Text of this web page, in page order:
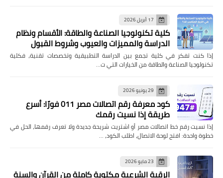
17 أبريل 2026
كلية تكنولوجيا الصناعة والطاقة: الأقسام ونظام
الدراسة والمميزات والعيوب وشروط القبول
إذا كنت تفكر في كلية تجمع بين الدراسة التطبيقية وتخصصات تقنية، فكلية
تكنولوجيا الصناعة والطاقة من الخيارات التي ت…
29 يونيو 2026
كود معرفة رقم اتصالات مصر 011 فورًا: أسرع
طريقة إذا نسيت رقمك
إذا نسيت رقم خط اتصالات مصر أو اشتريت شريحة جديدة ولا تعرف رقمها، الحل في
خطوة واحدة: افتح لوحة الاتصال، اطلب الكود، …
23 مايو 2026
الرقية الشرعية مكتوبة كاملة من القرآن والسنة